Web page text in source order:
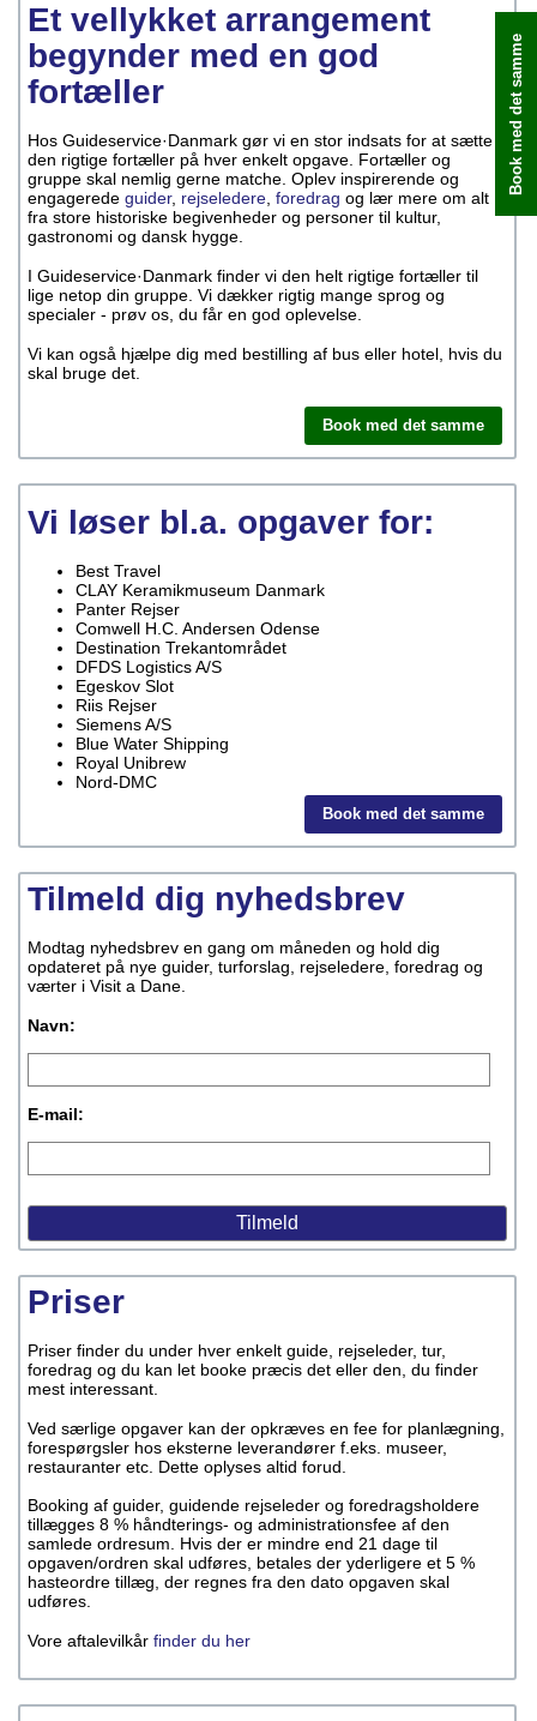
Et vellykket arrangement
begynder med en god
fortæller
Hos Guideservice·Danmark gør vi en stor indsats for at sætte
den rigtige fortæller på hver enkelt opgave. Fortæller og
gruppe skal nemlig gerne matche. Oplev inspirerende og
engagerede guider, rejseledere foredrag og lær mere om alt
fra store historiske begivenheder og personer til kultur,
gastronomi og dansk hygge.
I Guideservice·Danmark finder vi den helt rigtige fortæller til
lige netop din gruppe. Vi dækker rigtig mange sprog og
specialer - prøv os, du får en god oplevelse.
Vi kan også hjælpe dig med bestilling af bus eller hotel, hvis du
skal bruge det.
Book med det samme
Vi løser bl.a. opgaver for:
Best Travel
CLAY Keramikmuseum Danmark
Panter Rejser
Comwell H.C. Andersen Odense
Destination Trekantområdet
DFDS Logistics A/S
Egeskov Slot
Riis Rejser
Siemens A/S
Blue Water Shipping
Royal Unibrew
Nord-DMC
Book med det samme
Tilmeld dig nyhedsbrev
Modtag nyhedsbrev en gang om måneden og hold dig
opdateret på nye guider, turforslag, rejseledere, foredrag og
værter i Visit a Dane.
Navn:
E-mail:
Priser
Priser finder du under hver enkelt guide, rejseleder, tur,
foredrag og du kan let booke præcis det eller den, du finder
mest interessant.
Ved særlige opgaver kan der opkræves en fee for planlægning,
forespørgsler hos eksterne leverandører f.eks. museer,
restauranter etc. Dette oplyses altid forud.
Booking af guider, guidende rejseleder og foredragsholdere
tillægges 8 % håndterings- og administrationsfee af den
samlede ordresum. Hvis der er mindre end 21 dage til
opgaven/ordren skal udføres, betales der yderligere et 5 %
hasteordre tillæg, der regnes fra den dato opgaven skal
udføres.
Vore aftalevilkår finder du her
Book med det samme